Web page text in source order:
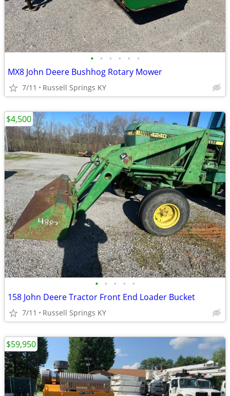
• • • • • •
MX8 John Deere Bushhog Rotary Mower
7/11 Russell Springs KY
• • • • •
158 John Deere Tractor Front End Loader Bucket
7/11 Russell Springs KY
$4,500
$59,950